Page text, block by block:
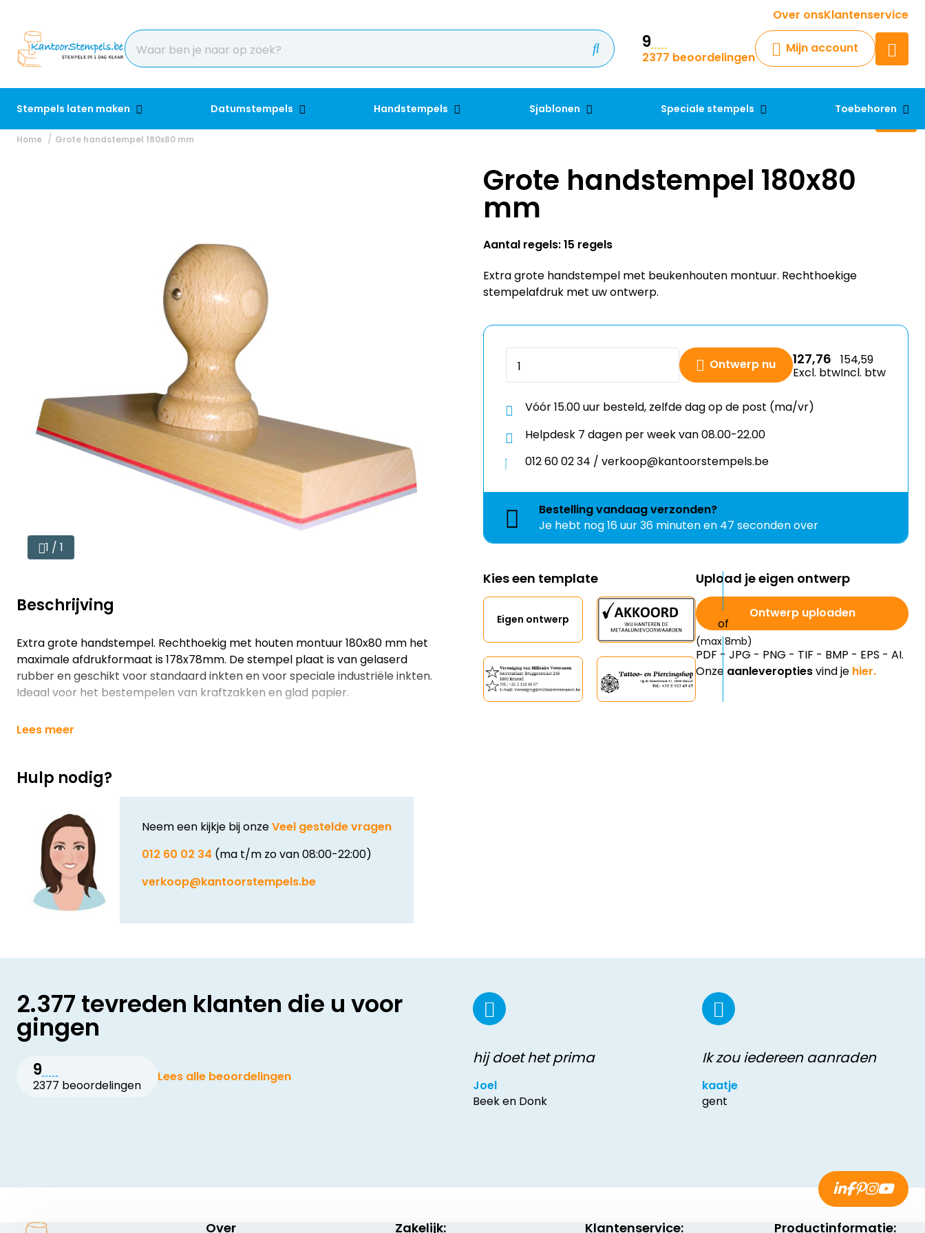
Over onsKlantenservice
9
2377 beoordelingen
Mijn account
Stempels laten maken Datumstempels Handstempels Sjablonen Speciale stempels Toebehoren
Krijg een antwoord op uw vraag
Chatbot
Chat 24/7 met onze chatbot
Contact
Home Grote handstempel 180x80 mm
1 / 1
Beschrijving
Extra grote handstempel. Rechthoekig met houten montuur 180x80 mm het
maximale afdrukformaat is 178x78mm. De stempel plaat is van gelaserd
rubber en geschikt voor standaard inkten en voor speciale industriële inkten.
Ideaal voor het bestempelen van kraftzakken en glad papier.
Lees meer
Hulp nodig?
Neem een kijkje bij onzeVeel gestelde vragen
012 60 02 34 (ma t/m zo van 08:00-22:00)
verkoop@kantoorstempels.be
Grote handstempel 180x80
mm
Aantal regels: 15 regels
Extra grote handstempel met beukenhouten montuur. Rechthoekige
stempelafdruk met uw ontwerp.
Ontwerp nu 127,76
Excl. btw
154,59
Incl. btw
Vóór 15.00 uur besteld, zelfde dag op de post (ma/vr)
Helpdesk 7 dagen per week van 08.00-22.00
012 60 02 34 / verkoop@kantoorstempels.be
Bestellingvandaagverzonden?
Je hebt nog16 uur 36 minuten en 46 seconden over
Kies een template
Eigen ontwerp
Upload je eigen ontwerp
Ontwerp uploaden
(max 8mb)
PDF - JPG - PNG - TIF - BMP - EPS - AI.
Onze aanleveroptiesvind je hier.
2.377 tevreden klanten die u voor
gingen
9
2377 beoordelingen
Lees alle beoordelingen
hij doet het prima
Joel
Beek en Donk
Ik zou iedereen aanraden
kaatje
gent
Over Zakelijk: Klantenservice: Productinformatie: